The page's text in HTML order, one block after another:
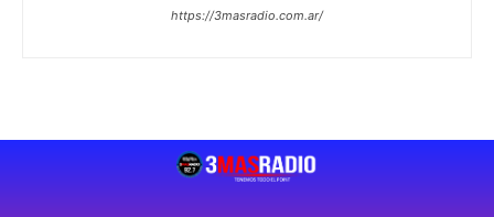
https://3masradio.com.ar/